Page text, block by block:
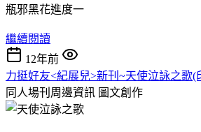
瓶邪黑花進度一
繼續閱讀
12年前
力挺好友<紀展兒>新刊~天使泣詠之歌(
同人場刊周邊資訊 圖文創作